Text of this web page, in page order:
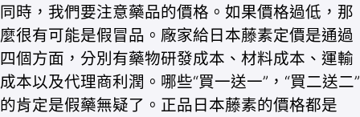
同時，我們要注意藥品的價格。如果價格過低，那
麼很有可能是假冒品。廠家給日本藤素定價是通過
四個方面，分別有藥物研發成本、材料成本、運輸
成本以及代理商利潤。哪些“買一送一”，“買二送二”
的肯定是假藥無疑了。正品日本藤素的價格都是